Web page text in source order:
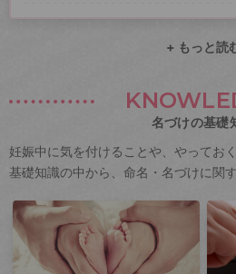
+ もっと読
名づけの基礎
妊娠中に気を付けることや、やってお
基礎知識の中から、命名・名づけに関